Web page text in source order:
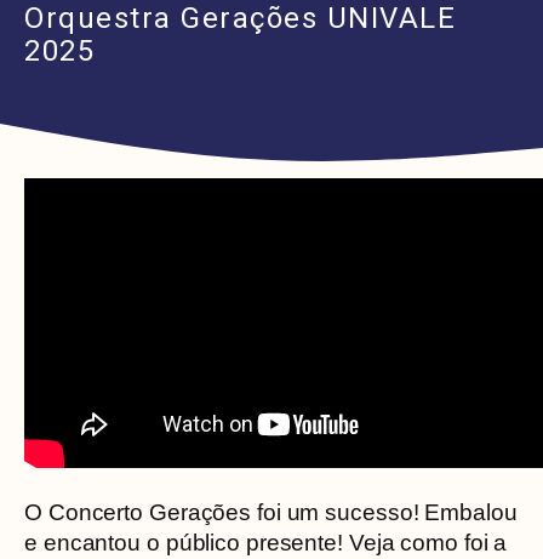
Orquestra Gerações UNIVALE
2025
O Concerto Gerações foi um sucesso! Embalou
e encantou o público presente! Veja como foi a